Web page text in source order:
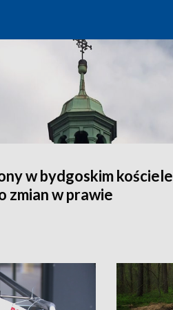
w bydgoskim kościele
zmian w prawie